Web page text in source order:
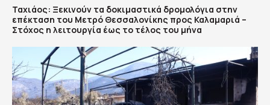
Ταχιάος: Ξεκινούν τα δοκιμαστικά δρομολόγια στην
επέκταση του Μετρό Θεσσαλονίκης προς Καλαμαριά –
Στόχος η λειτουργία έως το τέλος του μήνα